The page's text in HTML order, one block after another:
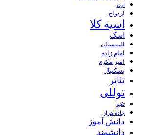
اردو
ازدواج
اسپه کلا
اسک
الیمستان
امام زاده
امیر مکرم
بسکتبال
تئاتر
توللی
تکیه
جاده هراز
دانش آموز
دانشمند